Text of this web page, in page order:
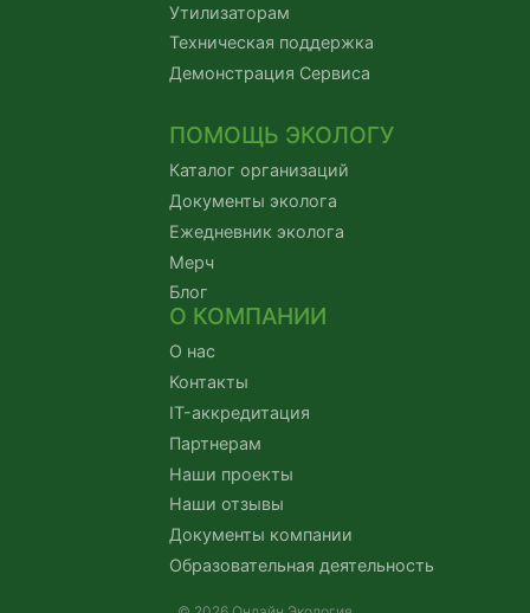
Утилизаторам
Техническая поддержка
Демонстрация Сервиса
ПОМОЩЬ ЭКОЛОГУ
Каталог организаций
Документы эколога
Ежедневник эколога
Мерч
Блог
О КОМПАНИИ
О нас
Контакты
IT-аккредитация
Партнерам
Наши проекты
Наши отзывы
Документы компании
Образовательная деятельность